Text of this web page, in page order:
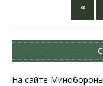
«
На сайте